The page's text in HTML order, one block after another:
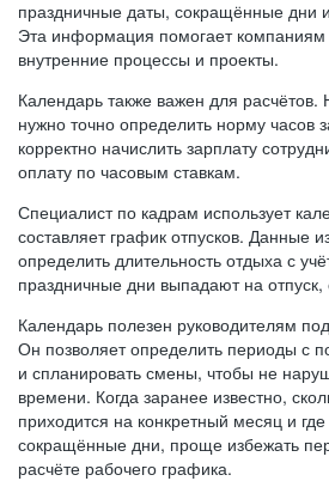
праздничные даты, сокращённые дни
Эта информация помогает компаниям
внутренние процессы и проекты.
Календарь также важен для расчётов.
нужно точно определить норму часов
корректно начислить зарплату
оплату по часовым ставкам.
Специалист по кадрам использует
составляет график отпусков. Данные
определить длительность отдыха с
праздничные дни выпадают на отпуск,
Календарь полезен руководителям
Он позволяет определить периоды с
и спланировать смены, чтобы не
времени. Когда заранее известно,
приходится на конкретный месяц и
сокращённые дни, проще избежать
расчёте рабочего графика.